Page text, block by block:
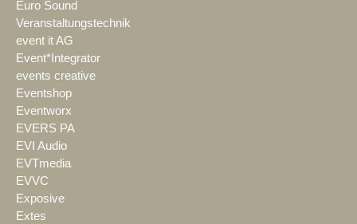
Euro Sound
Veranstaltungstechnik
event it AG
Event*Integrator
events creative
Eventshop
Eventworx
EVERS PA
EVI Audio
EVTmedia
EVVC
Exposive
Extes